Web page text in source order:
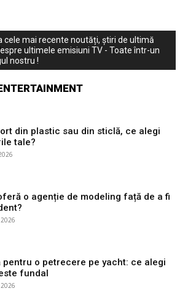
cele mai recente noutăți, știri de ultimă
ultimele emisiuni TV - Toate într-un
nostru !
din plastic sau din sticlă, ce alegi
tale?
o agenție de modeling față de a fi
pentru o petrecere pe yacht: ce alegi
fundal